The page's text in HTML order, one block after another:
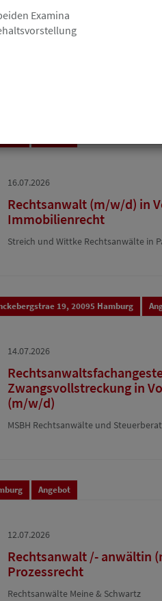
16.07.2026
RECHTSANWÄLTIN/
16.07.2026
Rechtsanwalt (m/w/d) in
Immobilienrecht
Streich und Wittke Rechtsanwälte in
19, 20095 Hamburg
14.07.2026
Zwangsvollstreckung in
(m/w/d)
MSBH Rechtsanwälte und
Angebot
12.07.2026
Rechtsanwalt /- anwältin
Prozessrecht
Rechtsanwälte Meine & Schwartz
Examina